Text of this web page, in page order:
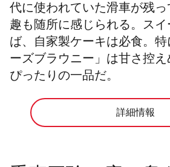
代に使われていた滑車が残
趣も随所に感じられる。ス
ば、自家製ケーキは必食。
ーズブラウニー」は甘さ控え
ぴったりの一品だ。
詳細情報